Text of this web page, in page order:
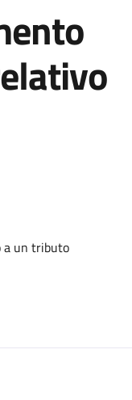
a un tributo